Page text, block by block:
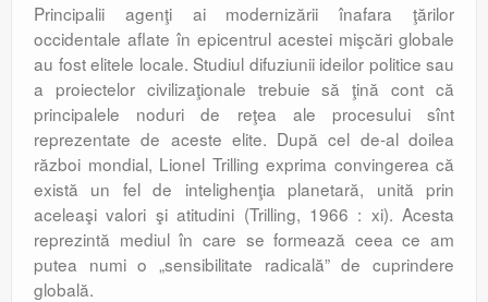
Principalii agenţi ai modernizării înafara ţărilor
occidentale aflate în epicentrul acestei mişcări globale
au fost elitele locale. Studiul difuziunii ideilor politice sau
a proiectelor civilizaţionale trebuie să ţină cont că
principalele noduri de reţea ale procesului sînt
reprezentate de aceste elite. După cel de-al doilea
război mondial, Lionel Trilling exprima convingerea că
există un fel de intelighenţia planetară, unită prin
aceleaşi valori şi atitudini (Trilling, 1966 : xi). Acesta
reprezintă mediul în care se formează ceea ce am
putea numi o „sensibilitate radicală” de cuprindere
globală.